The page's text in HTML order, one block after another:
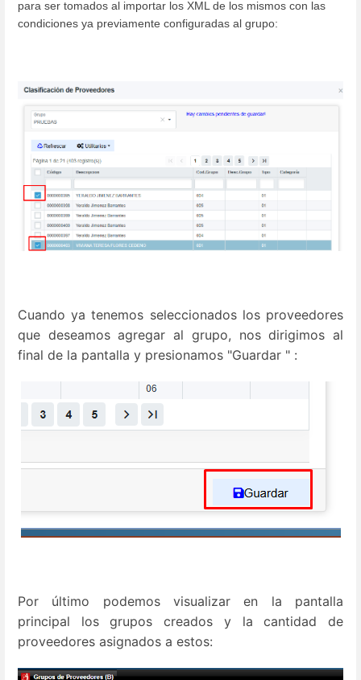
para ser tomados al importar los XML de los mismos con las
condiciones ya previamente configuradas al grupo:
Cuando ya tenemos seleccionados los proveedores
que deseamos agregar al grupo, nos dirigimos al
final de la pantalla y presionamos "Guardar " :
Por último podemos visualizar en la pantalla
principal los grupos creados y la cantidad de
proveedores asignados a estos: